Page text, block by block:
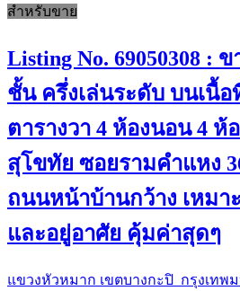
สำหรับขาย
Listing No. 69050308 :
ชั้น ครึ่งเล่นระดับ บนเนื้
ตารางวา 4 ห้องนอน 4 ห้
สุโขทัย ซอยรามคำแหง
ถนนหน้าบ้านกว้าง เหมา
และอยู่อาศัย คุ้มค่าสุดๆ
แขวงหัวหมาก เขตบางกะปิ กรุงเทพ